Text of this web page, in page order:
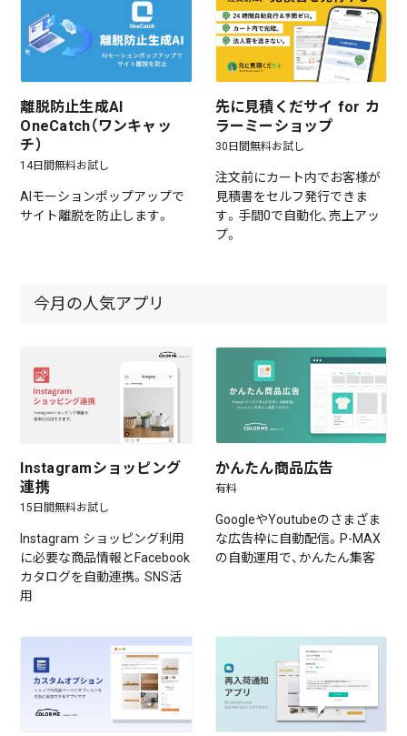
離脱防止生成AI
OneCatch（ワンキャッ
チ）
14日間無料お試し
AIモーションポップアップで
サイト離脱を防止します。
先に見積くだサイ for カ
ラーミーショップ
30日間無料お試し
注文前にカート内でお客様が
見積書をセルフ発行できま
す。手間0で自動化、売上アッ
プ。
今月の人気アプリ
Instagramショッピング
連携
15日間無料お試し
Instagram ショッピング利用
に必要な商品情報とFacebook
カタログを自動連携。SNS活
用
かんたん商品広告
有料
GoogleやYoutubeのさまざま
な広告枠に自動配信。P-MAX
の自動運用で、かんたん集客